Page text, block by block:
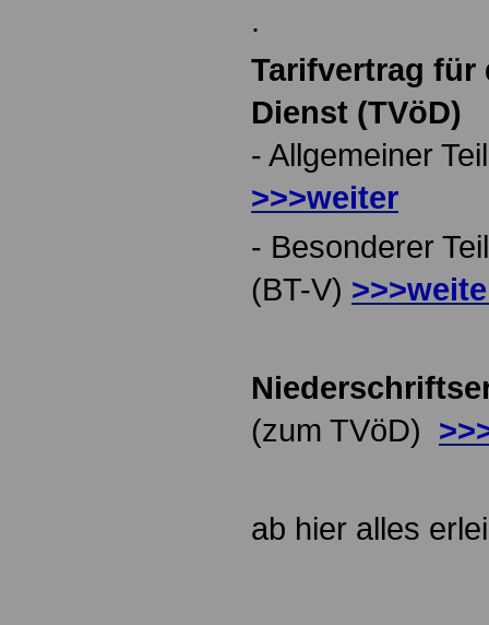
.
Tarifvertrag
Dienst (TVöD)
- Allgemeiner
>>>weiter
- Besonderer
(BT-V)
(zum TVöD)
ab hier alles